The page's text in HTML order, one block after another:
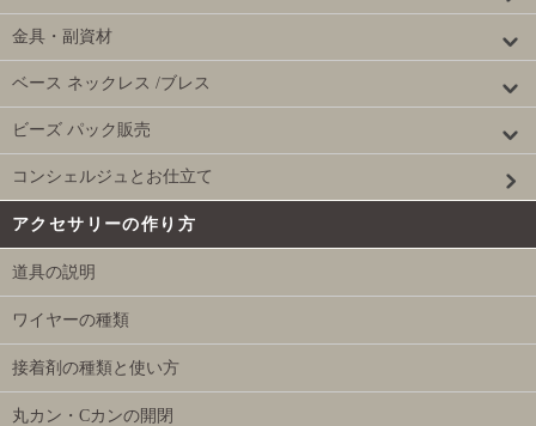
金具・副資材
ベース ネックレス /ブレス
ビーズ パック販売
コンシェルジュとお仕立て
アクセサリーの作り方
道具の説明
ワイヤーの種類
接着剤の種類と使い方
丸カン・Cカンの開閉